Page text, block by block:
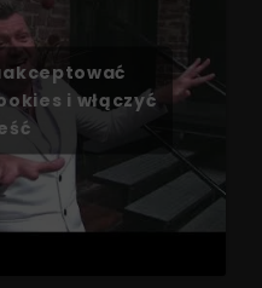
i włączyć